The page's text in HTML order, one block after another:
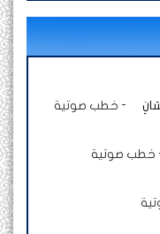
- خطب صوتية
صوتية